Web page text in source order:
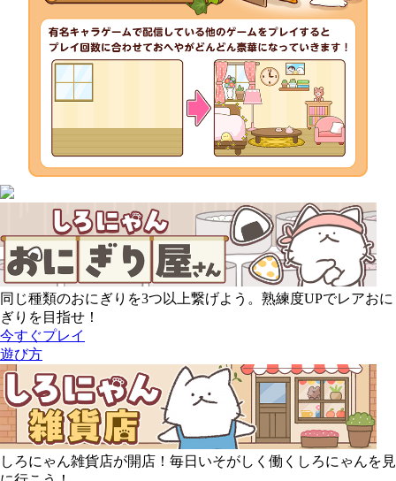
同じ種類のおにぎりを3つ以上繋げよう。熟練度UPでレアおに
ぎりを目指せ！
今すぐプレイ
遊び方
しろにゃん雑貨店が開店！毎日いそがしく働くしろにゃんを見